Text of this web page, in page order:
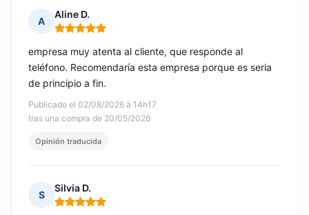
A
Aline D.
Nota: 5 de 5
Publicado el 02/08/2026 à 14h17
tras una compra de 20/05/2026
empresa muy atenta al cliente, que responde al
teléfono. Recomendaría esta empresa porque es seria
de principio a fin.
Opinión traducida
S
Silvia D.
Nota: 5 de 5